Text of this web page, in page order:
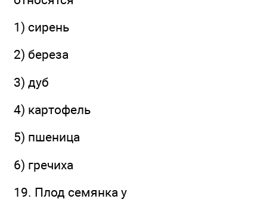
1) сирень
2) береза
3) дуб
4) картофель
5) пшеница
6) гречиха
19. Плод семянка у